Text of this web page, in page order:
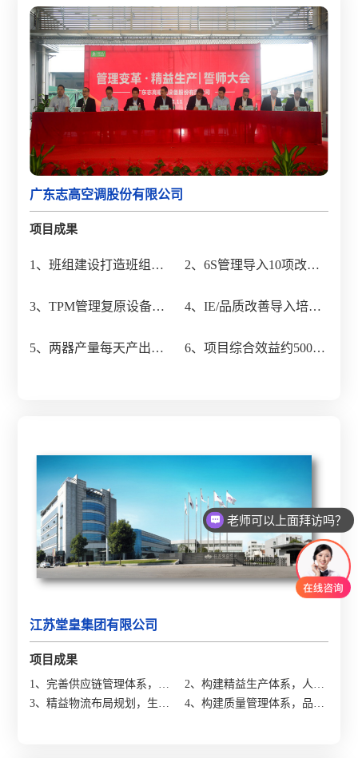
广东志高空调股份有限公司
项目成果
1、班组建设打造班组长
管理弱项识别及改善277
项
2、6S管理导入10项改善
件，改善714项
3、TPM管理复原设备缺
75门，结案3个课题改善
4、IE/品质改善导入培训
培训师30名
5、两器产量每天产出提
6、项目综合效益约500
江苏堂皇集团有限公司
项目成果
1、完善供应链管理体系，存
货周转提升100%；
2、构建精益生产体系，人均
产值提升23%；
3、精益物流布局规划，生产
4、构建质量管理体系，品质
老师可以上面拜访吗？